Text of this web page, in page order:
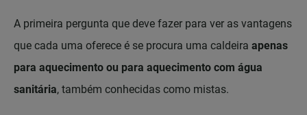
A primeira pergunta que deve fazer para ver as vantagens
que cada uma oferece é se procura uma caldeira apenas
para aquecimento ou para aquecimento com água
sanitária, também conhecidas como mistas.